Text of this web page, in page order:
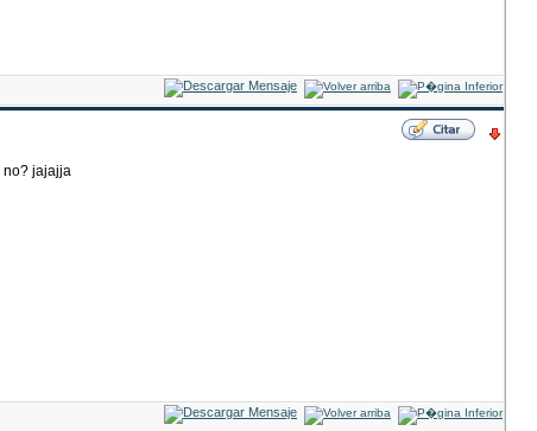
no? jajajja